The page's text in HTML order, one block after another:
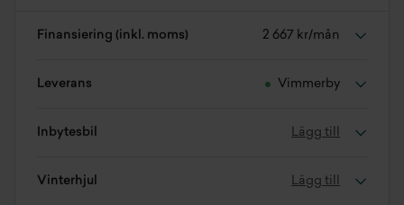
Finansiering (inkl. moms) 2 667 kr/mån
Leverans Vimmerby
Inbytesbil Lägg till
Vinterhjul Lägg till